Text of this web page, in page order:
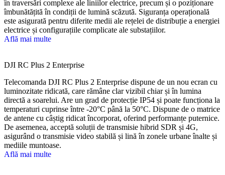
în traversări complexe ale liniilor electrice, precum și o poziționare
îmbunătățită în condiții de lumină scăzută. Siguranța operațională
este asigurată pentru diferite medii ale rețelei de distribuție a energiei
electrice și configurațiile complicate ale substațiilor.
Află mai multe
DJI RC Plus 2 Enterprise
Telecomanda DJI RC Plus 2 Enterprise dispune de un nou ecran cu
luminozitate ridicată, care rămâne clar vizibil chiar și în lumina
directă a soarelui. Are un grad de protecție IP54 și poate funcționa la
temperaturi cuprinse între -20°C până la 50°C. Dispune de o matrice
de antene cu câștig ridicat încorporat, oferind performanțe puternice.
De asemenea, acceptă soluții de transmisie hibrid SDR și 4G,
asigurând o transmisie video stabilă și lină în zonele urbane înalte și
mediile muntoase.
Află mai multe